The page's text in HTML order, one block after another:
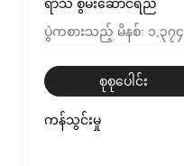
ရာသီ စွမ်းဆောင်ရည်
ပွဲကစားသည့် မိနစ်: ၁,၃၇၄
စုစုပေါင်း
ကန်သွင်းမှု